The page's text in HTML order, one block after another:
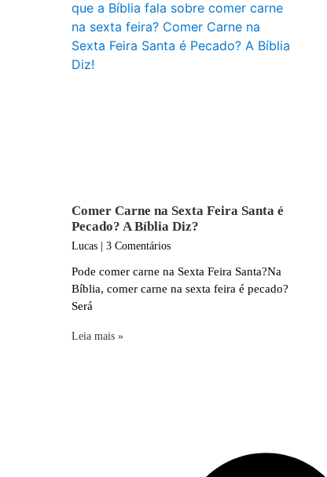
Comer Carne na Sexta Feira Santa é
Pecado? A Bíblia Diz?
Lucas 3 Comentários
Pode comer carne na Sexta Feira Santa?Na
Bíblia, comer carne na sexta feira é pecado?
Será
Leia mais »